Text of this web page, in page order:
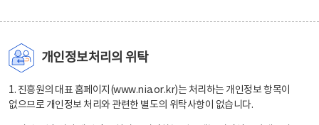
개인정보처리의 위탁
1. 진흥원의 대표 홈페이지(www.nia.or.kr)는 처리하는 개인정보 항목이
없으므로 개인정보 처리와 관련한 별도의 위탁사항이 없습니다.